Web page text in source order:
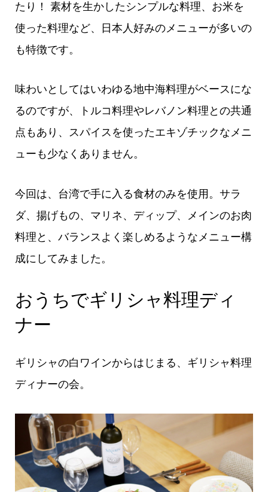
たり！ 素材を生かしたシンプルな料理、お米を
使った料理など、日本人好みのメニューが多いの
も特徴です。
味わいとしてはいわゆる地中海料理がベースにな
るのですが、トルコ料理やレバノン料理との共通
点もあり、スパイスを使ったエキゾチックなメニ
ューも少なくありません。
今回は、台湾で手に入る食材のみを使用。サラ
ダ、揚げもの、マリネ、ディップ、メインのお肉
料理と、バランスよく楽しめるようなメニュー構
成にしてみました。
おうちでギリシャ料理ディ
ナー
ギリシャの白ワインからはじまる、ギリシャ料理
ディナーの会。